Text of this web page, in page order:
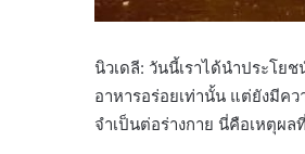
นิวเดลี: วันนี้เราได้นำประโย
อาหารอร่อยเท่านั้น แต่ยังมีค
จำเป็นต่อร่างกาย นี่คือเหตุผ